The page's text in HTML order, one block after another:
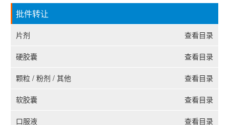
批件转让
片剂 查看目录
硬胶囊 查看目录
颗粒 / 粉剂 / 其他 查看目录
软胶囊 查看目录
口服液 查看目录